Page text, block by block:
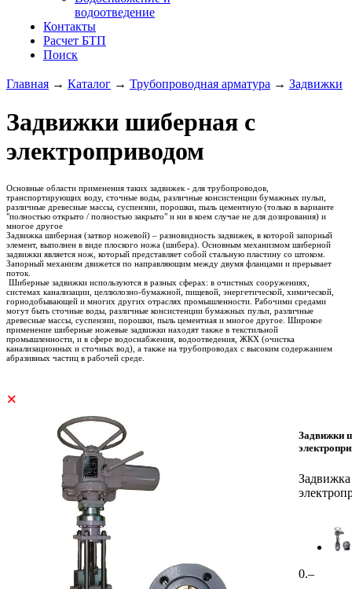
водоотведение
Контакты
Расчет БТП
Поиск
Главная → Каталог → Трубопроводная арматура → Задвижки
Задвижки шиберная с
электроприводом
Основные области применения таких задвижек - для трубопроводов,
транспортирующих воду, сточные воды, различные консистенции бумажных пульп,
различные древесные массы, суспензии, порошки, пыль цементную (только в варианте
"полностью открыто / полностью закрыто" и ни в коем случае не для дозирования) и
многое другое
Задвижка шиберная (затвор ножевой) – разновидность задвижек, в которой запорный
элемент, выполнен в виде плоского ножа (шибера). Основным механизмом шиберной
задвижки является нож, который представляет собой стальную пластину со штоком.
Запорный механизм движется по направляющим между двумя фланцами и прерывает
поток.
Шиберные задвижки используются в разных сферах: в очистных сооружениях,
системах канализации, целлюлозно-бумажной, пищевой, энергетической, химической,
горнодобывающей и многих других отраслях промышленности. Рабочими средами
могут быть сточные воды, различные консистенции бумажных пульп, различные
древесные массы, суспензии, порошки, пыль цементная и многое другое. Широкое
применение шиберные ножевые задвижки находят также в текстильной
промышленности, и в сфере водоснабжения, водоотведения, ЖКХ (очистка
канализационных и сточных вод), а также на трубопроводах с высоким содержанием
абразивных частиц в рабочей среде.
×
Задвижки
0.–